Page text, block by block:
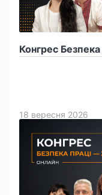
Конгрес
18 вересня 2026